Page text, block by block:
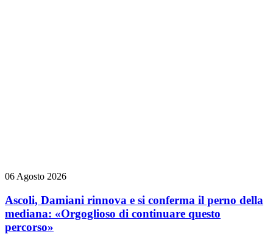
06 Agosto 2026
Ascoli, Damiani rinnova e si conferma il perno della
mediana: «Orgoglioso di continuare questo
percorso»